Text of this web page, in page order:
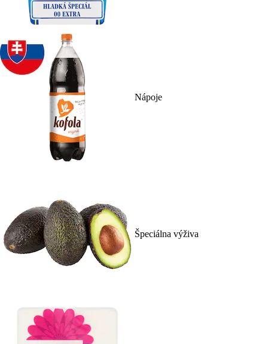
Nápoje
Špeciálna výživa